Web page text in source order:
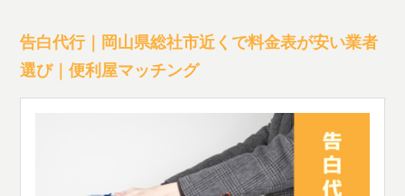
告白代行｜岡山県総社市近くで料金表が安い業者
選び｜便利屋マッチング